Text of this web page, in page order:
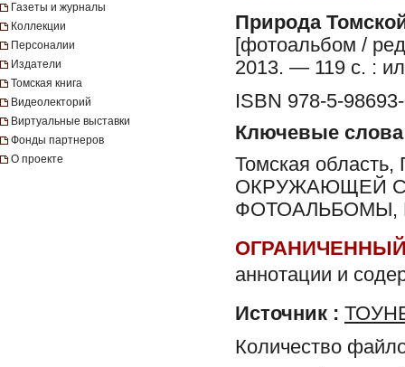
Газеты и журналы
Коллекции
Персоналии
Издатели
Томская книга
Видеолекторий
Виртуальные выставки
Фонды партнеров
О проекте
Природа
[фотоальбом /
2013. — 119 с. :
ISBN 978-5-
Ключевые слова
Томская
ОКРУЖАЮЩЕЙ
ФОТОАЛЬБОМЫ,
аннотации и
Источник :
Количество